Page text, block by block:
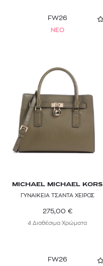
FW26
NEO
MICHAEL MICHAEL KORS
ΓΥΝΑΙΚΕΙΑ ΤΣΑΝΤΑ ΧΕΙΡΟΣ
275,00 €
4 Διαθέσιμα Χρώματα
FW26